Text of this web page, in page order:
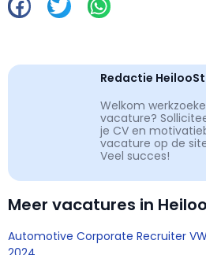
Redactie
Welkom
vacature?
je CV en
vacature op de
Veel succes!
Meer vacatures in Heiloo
Automotive Corporate Recruiter